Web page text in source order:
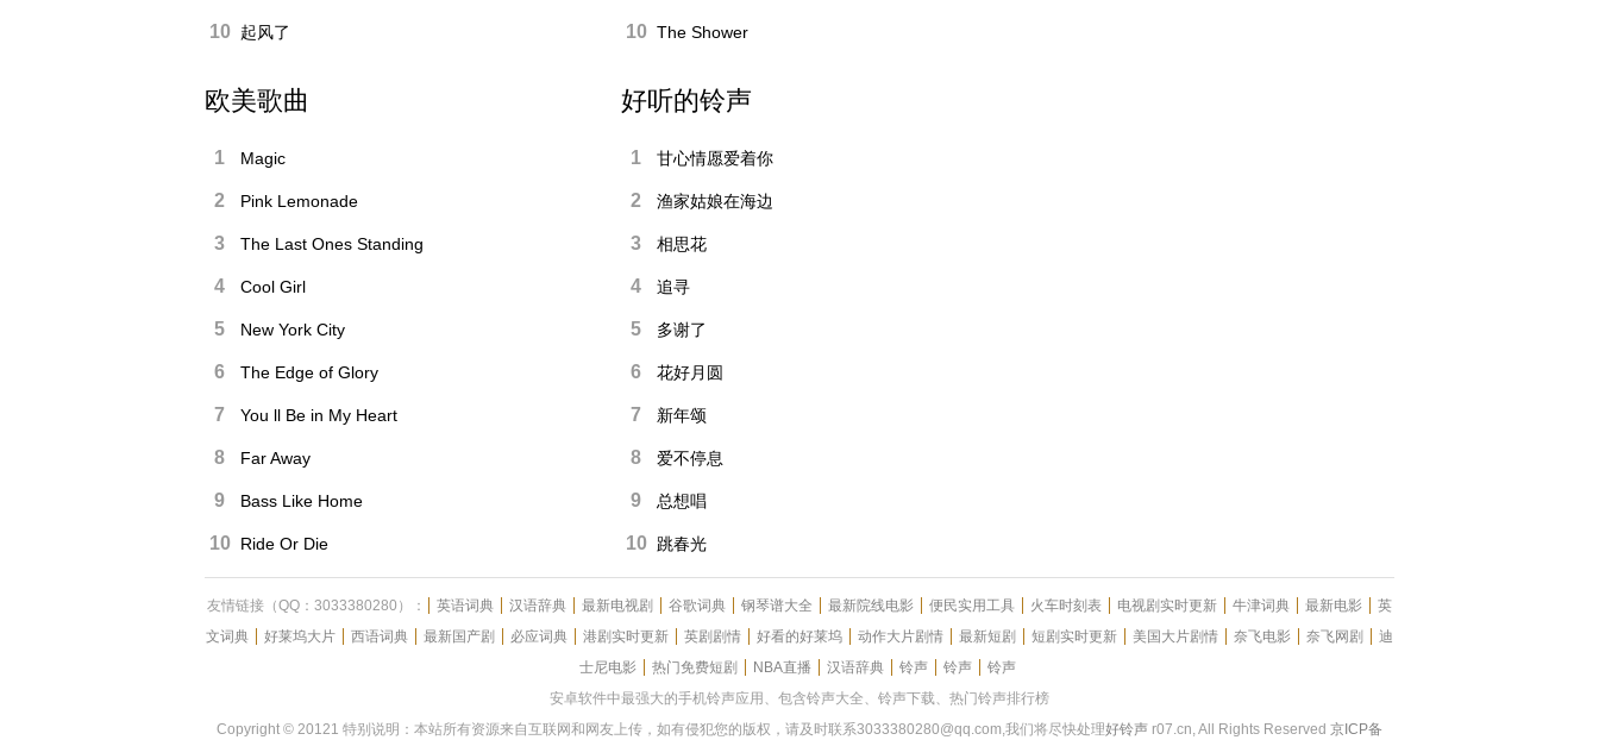
10 起风了
欧美歌曲
1 Magic
2 Pink Lemonade
3 The Last Ones Standing
4 Cool Girl
5 New York City
6 The Edge of Glory
7 You ll Be in My Heart
8 Far Away
9 Bass Like Home
10 Ride Or Die
10 The Shower
好听的铃声
1 甘心情愿爱着你
2 渔家姑娘在海边
3 相思花
4 追寻
5 多谢了
6 花好月圆
7 新年颂
8 爱不停息
9 总想唱
10 跳春光
友情链接（QQ：3033380280）： 英语词典 汉语辞典 最新电视剧 谷歌词典 钢琴谱大全 最新院线电影 便民实用工具 火车时刻表 电视剧实时更新 牛津词典 最新电影
英
文词典
好莱坞大片 西语词典 最新国产剧 必应词典 港剧实时更新 英剧剧情 好看的好莱坞 动作大片剧情 最新短剧 短剧实时更新 美国大片剧情 奈飞电影 奈飞网剧
迪
士尼电影
热门免费短剧 NBA直播 汉语辞典 铃声 铃声
铃声
安卓软件中最强大的手机铃声应用、包含铃声大全、铃声下载、热门铃声排行榜
Copyright © 20121 特别说明：本站所有资源来自互联网和网友上传，如有侵犯您的版权，请及时联系3033380280@qq.com,我们将尽快处理好铃声 r07.cn, All Rights Reserved 京ICP备